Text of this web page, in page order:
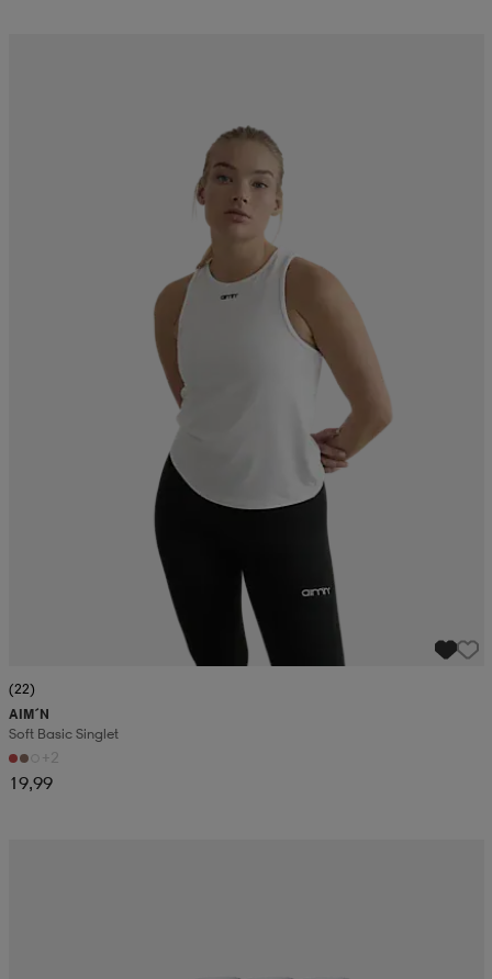
(22)
AIM´N
Soft Basic Singlet
+2
19,99